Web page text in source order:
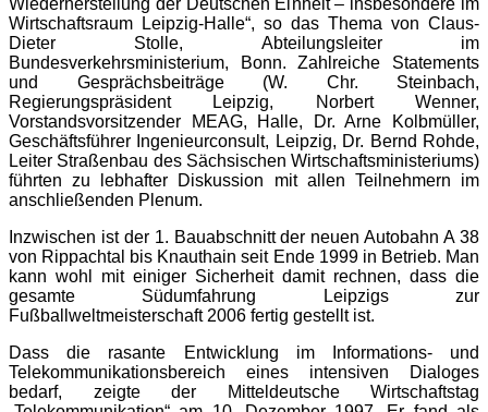
Wirtschaftsraum Leipzig-Halle“, so das Thema von Claus-
Dieter Stolle, Abteilungsleiter im
Bundesverkehrsministerium, Bonn. Zahlreiche Statements
und Gesprächsbeiträge (W. Chr. Steinbach,
Regierungspräsident Leipzig, Norbert Wenner,
Vorstandsvorsitzender MEAG, Halle, Dr. Arne Kolbmüller,
Geschäftsführer Ingenieurconsult, Leipzig, Dr. Bernd Rohde,
Leiter Straßenbau des Sächsischen Wirtschaftsministeriums)
führten zu lebhafter Diskussion mit allen Teilnehmern im
anschließenden Plenum.
Inzwischen ist der 1. Bauabschnitt der neuen Autobahn A 38
von Rippachtal bis Knauthain seit Ende 1999 in Betrieb. Man
kann wohl mit einiger Sicherheit damit rechnen, dass die
gesamte Südumfahrung Leipzigs zur
Fußballweltmeisterschaft 2006 fertig gestellt ist.
Dass die rasante Entwicklung im Informations- und
Telekommunikationsbereich eines intensiven Dialoges
bedarf, zeigte der Mitteldeutsche Wirtschaftstag